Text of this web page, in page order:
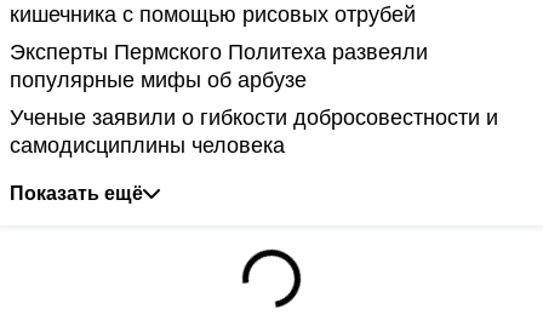
кишечника с помощью рисовых отрубей
Эксперты Пермского Политеха развеяли
популярные мифы об арбузе
Ученые заявили о гибкости добросовестности и
самодисциплины человека
Показать ещё